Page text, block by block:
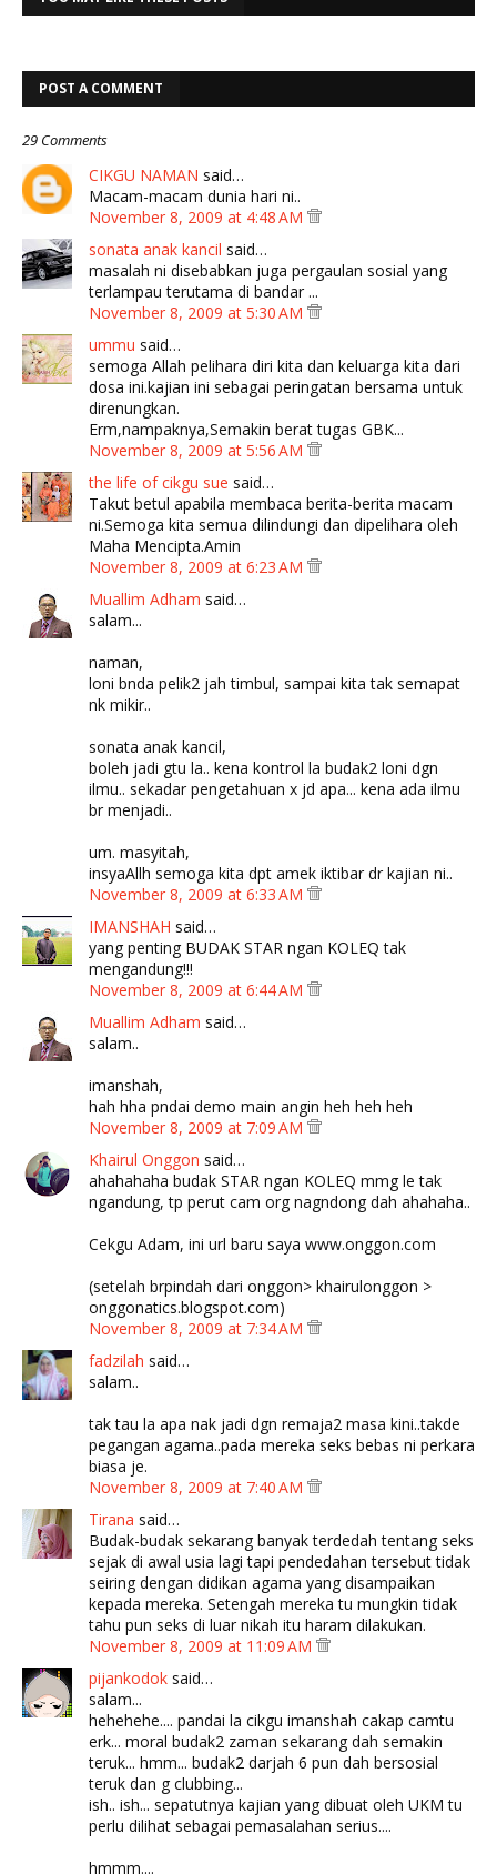
POST A COMMENT
29 Comments
CIKGU NAMAN said…
Macam-macam dunia hari ni..
November 8, 2009 at 4:48 AM
sonata anak kancil said…
masalah ni disebabkan juga pergaulan sosial yang
terlampau terutama di bandar ...
November 8, 2009 at 5:30 AM
ummu said…
semoga Allah pelihara diri kita dan keluarga kita dari
dosa ini.kajian ini sebagai peringatan bersama untuk
direnungkan.
Erm,nampaknya,Semakin berat tugas GBK...
November 8, 2009 at 5:56 AM
the life of cikgu sue said…
Takut betul apabila membaca berita-berita macam
ni.Semoga kita semua dilindungi dan dipelihara oleh
Maha Mencipta.Amin
November 8, 2009 at 6:23 AM
Muallim Adham said…
salam...
naman,
loni bnda pelik2 jah timbul, sampai kita tak semapat
nk mikir..
sonata anak kancil,
boleh jadi gtu la.. kena kontrol la budak2 loni dgn
ilmu.. sekadar pengetahuan x jd apa... kena ada ilmu
br menjadi..
um. masyitah,
insyaAllh semoga kita dpt amek iktibar dr kajian ni..
November 8, 2009 at 6:33 AM
IMANSHAH said…
yang penting BUDAK STAR ngan KOLEQ tak
mengandung!!!
November 8, 2009 at 6:44 AM
Muallim Adham said…
salam..
imanshah,
hah hha pndai demo main angin heh heh heh
November 8, 2009 at 7:09 AM
Khairul Onggon said…
ahahahaha budak STAR ngan KOLEQ mmg le tak
ngandung, tp perut cam org nagndong dah ahahaha..
Cekgu Adam, ini url baru saya www.onggon.com
(setelah brpindah dari onggon> khairulonggon >
onggonatics.blogspot.com)
November 8, 2009 at 7:34 AM
fadzilah said…
salam..
tak tau la apa nak jadi dgn remaja2 masa kini..takde
pegangan agama..pada mereka seks bebas ni perkara
biasa je.
November 8, 2009 at 7:40 AM
Tirana said…
Budak-budak sekarang banyak terdedah tentang seks
sejak di awal usia lagi tapi pendedahan tersebut tidak
seiring dengan didikan agama yang disampaikan
kepada mereka. Setengah mereka tu mungkin tidak
tahu pun seks di luar nikah itu haram dilakukan.
November 8, 2009 at 11:09 AM
pijankodok said…
salam...
hehehehe.... pandai la cikgu imanshah cakap camtu
erk... moral budak2 zaman sekarang dah semakin
teruk... hmm... budak2 darjah 6 pun dah bersosial
teruk dan g clubbing...
ish.. ish... sepatutnya kajian yang dibuat oleh UKM tu
perlu dilihat sebagai pemasalahan serius....
hmmm....